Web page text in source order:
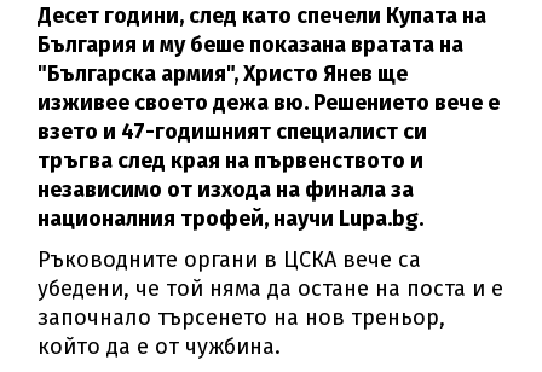
Десет години, след като спечели Купата на
България и му беше показана вратата на
"Българска армия", Христо Янев ще
изживее своето дежа вю. Решението вече е
взето и 47-годишният специалист си
тръгва след края на първенството и
независимо от изхода на финала за
националния трофей, научи Lupa.bg.
Ръководните органи в ЦСКА вече са
убедени, че той няма да остане на поста и е
започнало търсенето на нов треньор,
който да е от чужбина.